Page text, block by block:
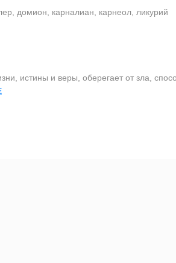
домион, карналиан, карнеол, ликурий
истины и веры, оберегает от зла,